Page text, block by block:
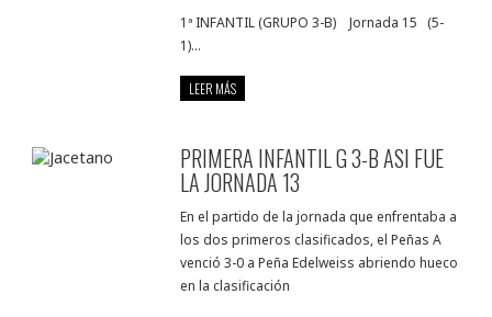
1ª INFANTIL (GRUPO 3-B) Jornada 15 (5-
1)...
LEER MÁS
PRIMERA INFANTIL G 3-B ASI FUE
LA JORNADA 13
En el partido de la jornada que enfrentaba a
los dos primeros clasificados, el Peñas A
venció 3-0 a Peña Edelweiss abriendo hueco
en la clasificación